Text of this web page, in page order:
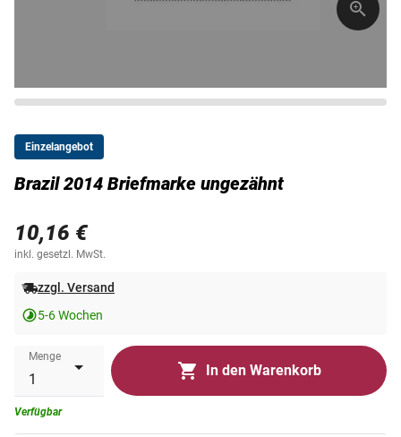
Einzelangebot
Brazil 2014 Briefmarke ungezähnt
10,16 €
inkl. gesetzl. MwSt.
zzgl. Versand
5-6 Wochen
Menge
In den Warenkorb
Verfügbar